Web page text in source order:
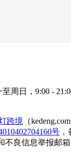
周日，9:00 -
跨境 （
号
不良信息举报邮